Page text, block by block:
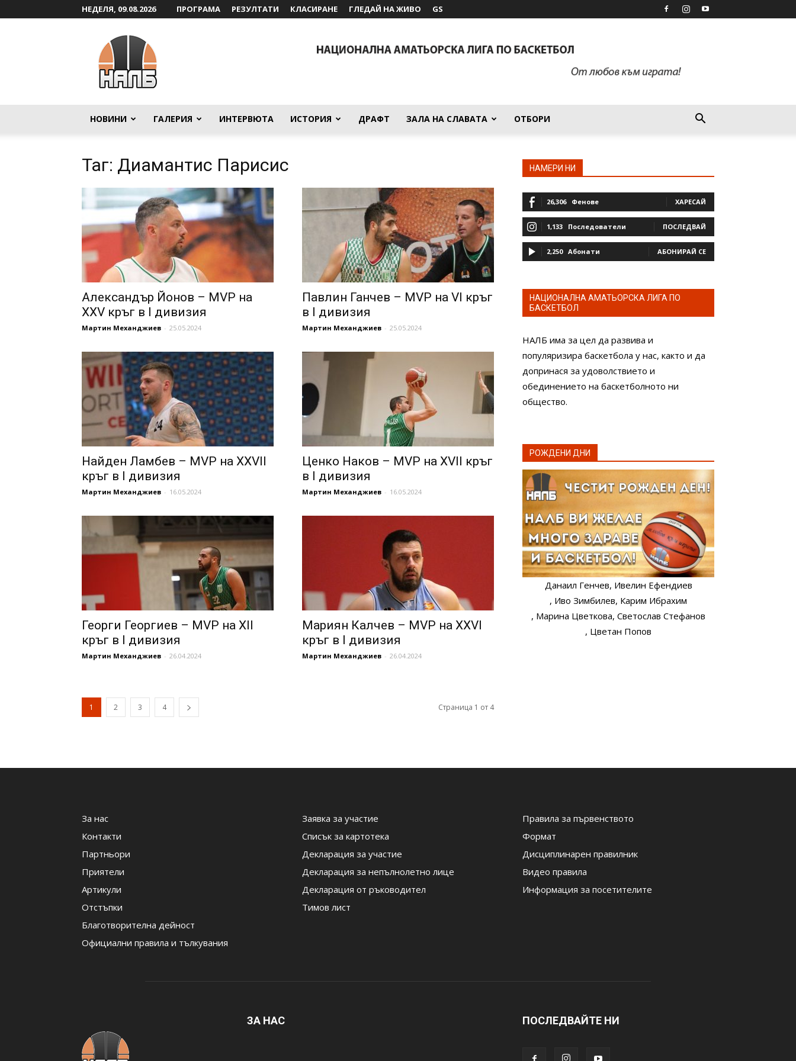
НЕДЕЛЯ, 09.08.2026 ПРОГРАМА РЕЗУЛТАТИ КЛАСИРАНЕ ГЛЕДАЙ НА ЖИВО GS
НОВИНИ ГАЛЕРИЯ ИНТЕРВЮТА ИСТОРИЯ ДРАФТ ЗАЛА НА СЛАВАТА ОТБОРИ
Таг: Диамантис Парисис
Александър Йонов – MVP на
XXV кръг в I дивизия
Мартин Механджиев - 25.05.2024
Павлин Ганчев – MVP на VI кръг
в I дивизия
Мартин Механджиев - 25.05.2024
Найден Ламбев – MVP на XXVII
кръг в I дивизия
Мартин Механджиев - 16.05.2024
Ценко Наков – MVP на XVII кръг
в I дивизия
Мартин Механджиев - 16.05.2024
Георги Георгиев – MVP на XII
кръг в I дивизия
Мартин Механджиев - 26.04.2024
Мариян Калчев – MVP на XXVI
кръг в I дивизия
Мартин Механджиев - 26.04.2024
1 2 3 4 Страница 1 от 4
НАМЕРИ НИ
26,306 Фенове ХАРЕСАЙ
1,133 Последователи ПОСЛЕДВАЙ
2,250 Абонати АБОНИРАЙ СЕ
НАЦИОНАЛНА АМАТЬОРСКА ЛИГА ПО
БАСКЕТБОЛ
НАЛБ има за цел да развива и
популяризира баскетбола у нас, както и да
допринася за удоволствието и
обединението на баскетболното ни
общество.
РОЖДЕНИ ДНИ
Данаил Генчев, Ивелин Ефендиев
, Иво Зимбилев, Карим Ибрахим
, Марина Цветкова, Светослав Стефанов
, Цветан Попов
За нас
Контакти
Партньори
Приятели
Артикули
Отстъпки
Благотворителна дейност
Официални правила и тълкувания
Заявка за участие
Списък за картотека
Декларация за участие
Декларация за непълнолетно лице
Декларация от ръководител
Тимов лист
Правила за първенството
Формат
Дисциплинарен правилник
Видео правила
Информация за посетителите
ЗА НАС ПОСЛЕДВАЙТЕ НИ